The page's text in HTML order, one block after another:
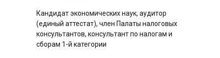
Кандидат экономических наук, аудитор
(единый аттестат), член Палаты налоговых
консультантов, консультант по налогам и
сборам 1-й категории